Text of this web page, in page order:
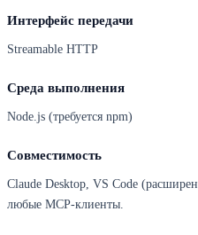
Интерфейс передачи
Streamable HTTP
Среда выполнения
Node.js (требуется npm)
Совместимость
Claude Desktop, VS Code
любые MCP-клиенты.